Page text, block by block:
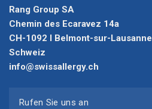
Rang Group SA
Chemin des Ecaravez 14a
CH-1092 I Belmont-sur-Lausanne
Schweiz
info@swissallergy.ch
Rufen Sie uns an